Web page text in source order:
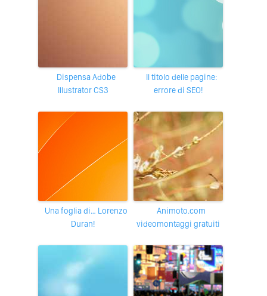
Dispensa Adobe
Illustrator CS3
Il titolo delle pagine:
errore di SEO!
Una foglia di… Lorenzo
Duran!
animoto.com
videomontaggi gratuiti